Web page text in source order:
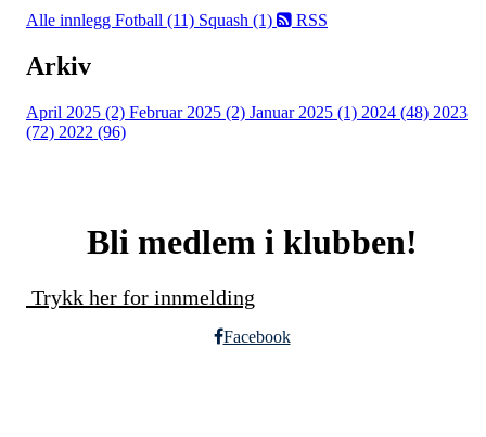
Alle innlegg Fotball (11) Squash (1) RSS
Arkiv
April 2025 (2) Februar 2025 (2) Januar 2025 (1) 2024 (48) 2023
(72) 2022 (96)
Bli medlem i klubben!
Trykk her for innmelding
Facebook